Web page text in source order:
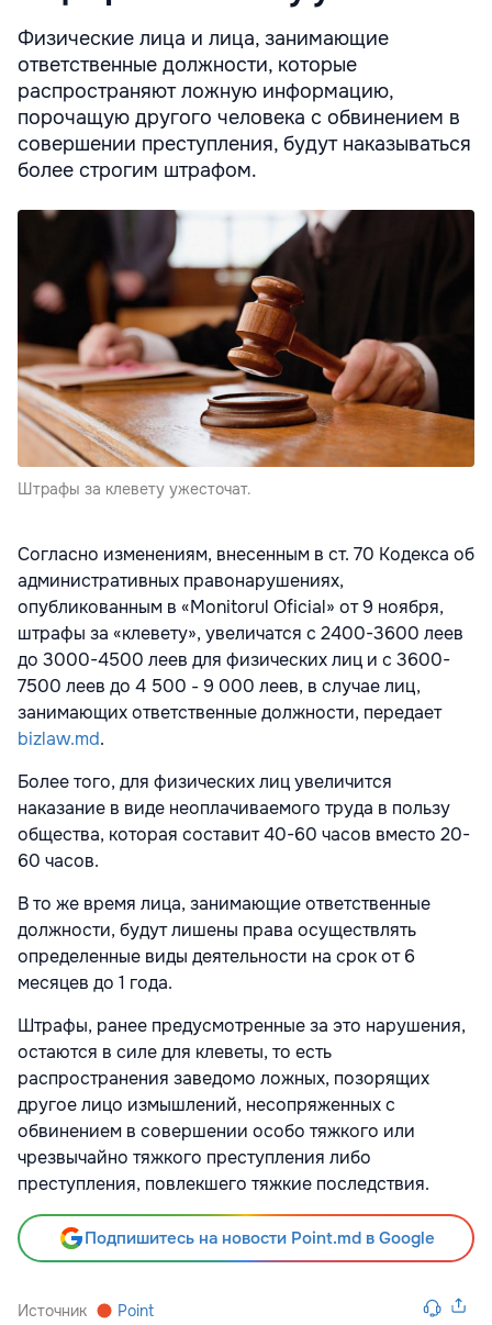
Физические лица и лица, занимающие
ответственные должности, которые
распространяют ложную информацию,
порочащую другого человека с обвинением в
совершении преступления, будут наказываться
более строгим штрафом.
Штрафы за клевету ужесточат.
Согласно изменениям, внесенным в ст. 70 Кодекса об
административных правонарушениях,
опубликованным в «Monitorul Oficial» от 9 ноября,
штрафы за «клевету», увеличатся с 2400-3600 леев
до 3000-4500 леев для физических лиц и с 3600-
7500 леев до 4 500 - 9 000 леев, в случае лиц,
занимающих ответственные должности, передает
bizlaw.md.
Более того, для физических лиц увеличится
наказание в виде неоплачиваемого труда в пользу
общества, которая составит 40-60 часов вместо 20-
60 часов.
В то же время лица, занимающие ответственные
должности, будут лишены права осуществлять
определенные виды деятельности на срок от 6
месяцев до 1 года.
Штрафы, ранее предусмотренные за это нарушения,
остаются в силе для клеветы, то есть
распространения заведомо ложных, позорящих
другое лицо измышлений, несопряженных с
обвинением в совершении особо тяжкого или
чрезвычайно тяжкого преступления либо
преступления, повлекшего тяжкие последствия.
Подпишитесь на новости Point.md в Google
Источник Point